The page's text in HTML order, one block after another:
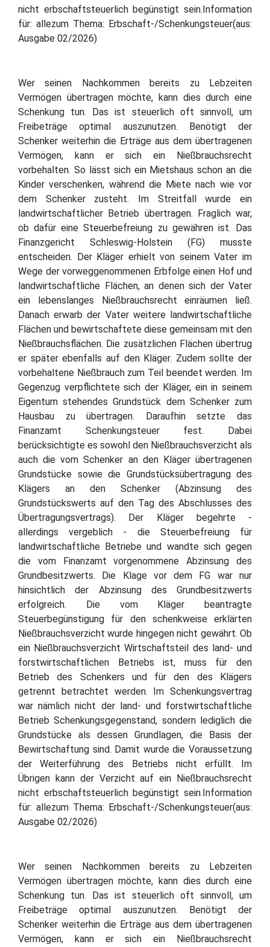
nicht erbschaftsteuerlich begünstigt sein.Information
für: allezum Thema: Erbschaft-/Schenkungsteuer(aus:
Ausgabe 02/2026)
Wer seinen Nachkommen bereits zu Lebzeiten
Vermögen übertragen möchte, kann dies durch eine
Schenkung tun. Das ist steuerlich oft sinnvoll, um
Freibeträge optimal auszunutzen. Benötigt der
Schenker weiterhin die Erträge aus dem übertragenen
Vermögen, kann er sich ein Nießbrauchsrecht
vorbehalten. So lässt sich ein Mietshaus schon an die
Kinder verschenken, während die Miete nach wie vor
dem Schenker zusteht. Im Streitfall wurde ein
landwirtschaftlicher Betrieb übertragen. Fraglich war,
ob dafür eine Steuerbefreiung zu gewähren ist. Das
Finanzgericht Schleswig-Holstein (FG) musste
entscheiden. Der Kläger erhielt von seinem Vater im
Wege der vorweggenommenen Erbfolge einen Hof und
landwirtschaftliche Flächen, an denen sich der Vater
ein lebenslanges Nießbrauchsrecht einräumen ließ.
Danach erwarb der Vater weitere landwirtschaftliche
Flächen und bewirtschaftete diese gemeinsam mit den
Nießbrauchsflächen. Die zusätzlichen Flächen übertrug
er später ebenfalls auf den Kläger. Zudem sollte der
vorbehaltene Nießbrauch zum Teil beendet werden. Im
Gegenzug verpflichtete sich der Kläger, ein in seinem
Eigentum stehendes Grundstück dem Schenker zum
Hausbau zu übertragen. Daraufhin setzte das
Finanzamt Schenkungsteuer fest. Dabei
berücksichtigte es sowohl den Nießbrauchsverzicht als
auch die vom Schenker an den Kläger übertragenen
Grundstücke sowie die Grundstücksübertragung des
Klägers an den Schenker (Abzinsung des
Grundstückswerts auf den Tag des Abschlusses des
Übertragungsvertrags). Der Kläger begehrte -
allerdings vergeblich - die Steuerbefreiung für
landwirtschaftliche Betriebe und wandte sich gegen
die vom Finanzamt vorgenommene Abzinsung des
Grundbesitzwerts. Die Klage vor dem FG war nur
hinsichtlich der Abzinsung des Grundbesitzwerts
erfolgreich. Die vom Kläger beantragte
Steuerbegünstigung für den schenkweise erklärten
Nießbrauchsverzicht wurde hingegen nicht gewährt. Ob
ein Nießbrauchsverzicht Wirtschaftsteil des land- und
forstwirtschaftlichen Betriebs ist, muss für den
Betrieb des Schenkers und für den des Klägers
getrennt betrachtet werden. Im Schenkungsvertrag
war nämlich nicht der land- und forstwirtschaftliche
Betrieb Schenkungsgegenstand, sondern lediglich die
Grundstücke als dessen Grundlagen, die Basis der
Bewirtschaftung sind. Damit wurde die Voraussetzung
der Weiterführung des Betriebs nicht erfüllt. Im
Übrigen kann der Verzicht auf ein Nießbrauchsrecht
nicht erbschaftsteuerlich begünstigt sein.Information
für: allezum Thema: Erbschaft-/Schenkungsteuer(aus:
Ausgabe 02/2026)
Wer seinen Nachkommen bereits zu Lebzeiten
Vermögen übertragen möchte, kann dies durch eine
Schenkung tun. Das ist steuerlich oft sinnvoll, um
Freibeträge optimal auszunutzen. Benötigt der
Schenker weiterhin die Erträge aus dem übertragenen
Vermögen, kann er sich ein Nießbrauchsrecht